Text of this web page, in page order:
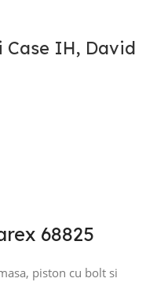
IH, David
68825
piston cu bolt si